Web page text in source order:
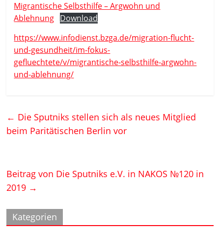
Migrantische Selbsthilfe – Argwohn und
Ablehnung Download
https://www.infodienst.bzga.de/migration-flucht-
und-gesundheit/im-fokus-
gefluechtete/v/migrantische-selbsthilfe-argwohn-
und-ablehnung/
← Die Sputniks stellen sich als neues Mitglied
beim Paritätischen Berlin vor
Beitrag von Die Sputniks e.V. in NAKOS №120 in
2019 →
Kategorien